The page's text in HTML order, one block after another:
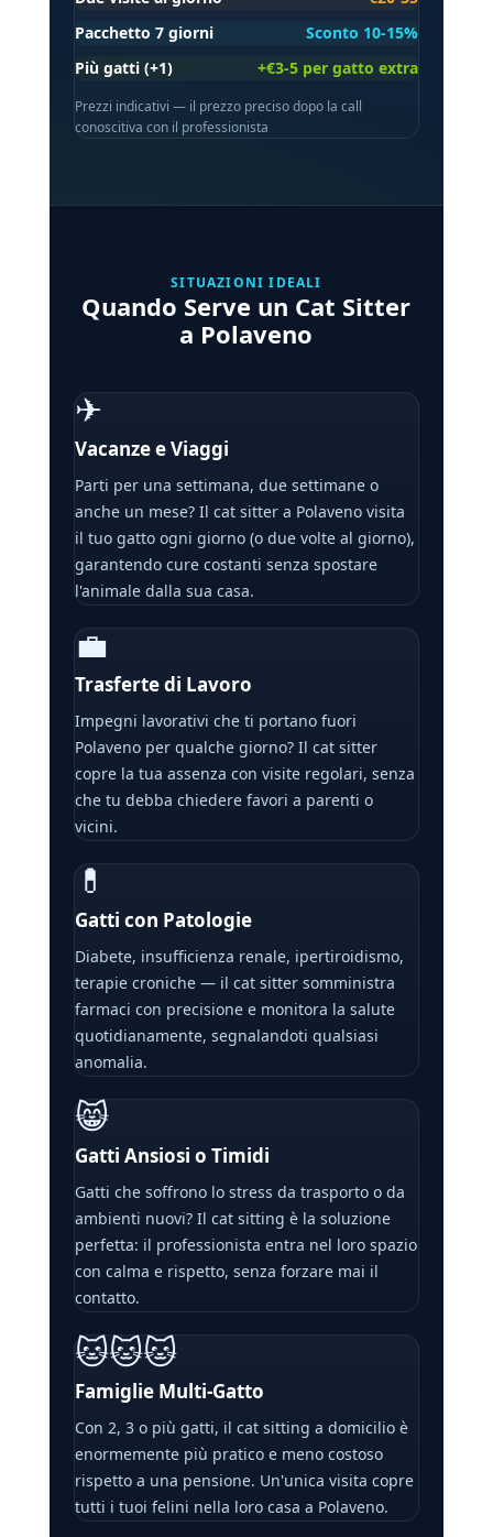
Pacchetto 7 giorni
Sconto 10-15%
Più gatti (+1)
+€3-5 per gatto extra
Prezzi indicativi — il prezzo preciso dopo la call
conoscitiva con il professionista
SITUAZIONI IDEALI
Quando Serve un Cat Sitter
a Polaveno
✈
Vacanze e Viaggi
Parti per una settimana, due settimane o
anche un mese? Il cat sitter a Polaveno visita
il tuo gatto ogni giorno (o due volte al giorno),
garantendo cure costanti senza spostare
l'animale dalla sua casa.
💼
Trasferte di Lavoro
Impegni lavorativi che ti portano fuori
Polaveno per qualche giorno? Il cat sitter
copre la tua assenza con visite regolari, senza
che tu debba chiedere favori a parenti o
vicini.
💊
Gatti con Patologie
Diabete, insufficienza renale, ipertiroidismo,
terapie croniche — il cat sitter somministra
farmaci con precisione e monitora la salute
quotidianamente, segnalandoti qualsiasi
anomalia.
😸
Gatti Ansiosi o Timidi
Gatti che soffrono lo stress da trasporto o da
ambienti nuovi? Il cat sitting è la soluzione
perfetta: il professionista entra nel loro spazio
con calma e rispetto, senza forzare mai il
contatto.
🐱🐱🐱
Famiglie Multi-Gatto
Con 2, 3 o più gatti, il cat sitting a domicilio è
enormemente più pratico e meno costoso
rispetto a una pensione. Un'unica visita copre
tutti i tuoi felini nella loro casa a Polaveno.